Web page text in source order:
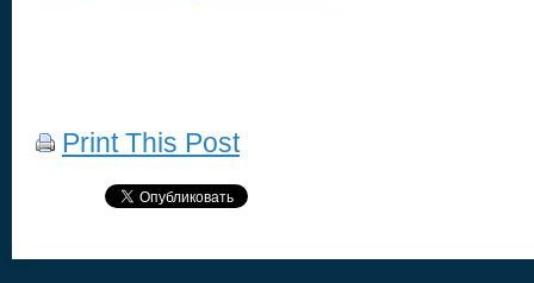
Print This Post